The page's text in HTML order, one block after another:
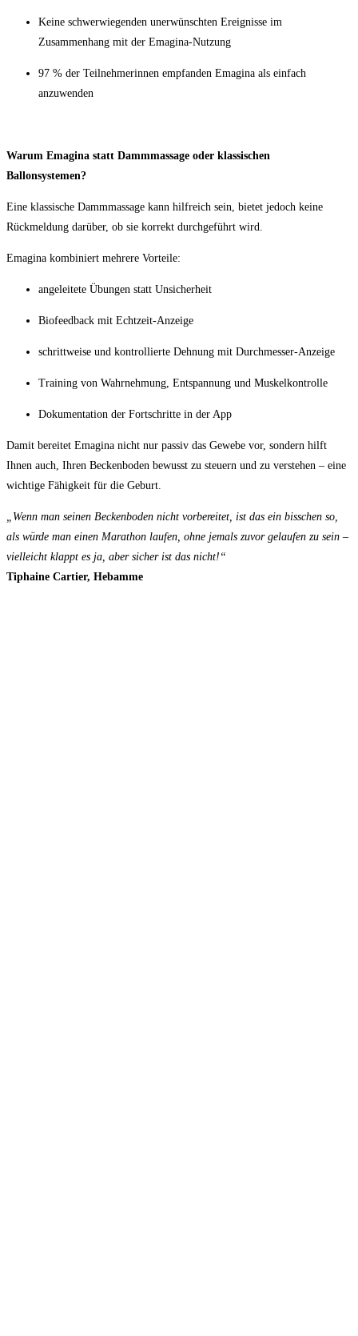
Keine schwerwiegenden unerwünschten Ereignisse im
Zusammenhang mit der Emagina-Nutzung
97 % der Teilnehmerinnen empfanden Emagina als einfach
anzuwenden
Warum Emagina statt Dammmassage oder klassischen
Ballonsystemen?
Eine klassische Dammmassage kann hilfreich sein, bietet jedoch keine
Rückmeldung darüber, ob sie korrekt durchgeführt wird.
Emagina kombiniert mehrere Vorteile:
angeleitete Übungen statt Unsicherheit
Biofeedback mit Echtzeit-Anzeige
schrittweise und kontrollierte Dehnung mit Durchmesser-Anzeige
Training von Wahrnehmung, Entspannung und Muskelkontrolle
Dokumentation der Fortschritte in der App
Damit bereitet Emagina nicht nur passiv das Gewebe vor, sondern hilft
Ihnen auch, Ihren Beckenboden bewusst zu steuern und zu verstehen – eine
wichtige Fähigkeit für die Geburt.
„Wenn man seinen Beckenboden nicht vorbereitet, ist das ein bisschen so,
als würde man einen Marathon laufen, ohne jemals zuvor gelaufen zu sein –
vielleicht klappt es ja, aber sicher ist das nicht!“
Tiphaine Cartier, Hebamme